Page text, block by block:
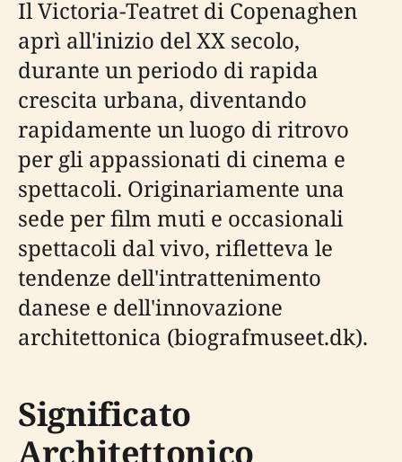
Il Victoria-Teatret di Copenaghen
aprì all'inizio del XX secolo,
durante un periodo di rapida
crescita urbana, diventando
rapidamente un luogo di ritrovo
per gli appassionati di cinema e
spettacoli. Originariamente una
sede per film muti e occasionali
spettacoli dal vivo, rifletteva le
tendenze dell'intrattenimento
danese e dell'innovazione
architettonica (biografmuseet.dk).
Significato
Architettonico